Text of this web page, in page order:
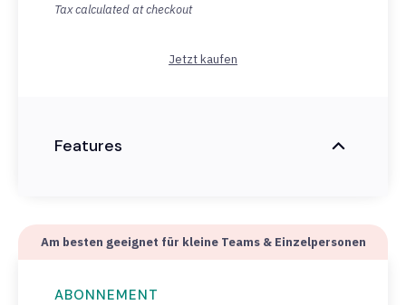
Tax calculated at checkout
Jetzt kaufen
Features
Am besten geeignet für kleine Teams & Einzelpersonen
ABONNEMENT